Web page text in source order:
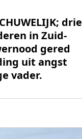
drie
in Zuid-
gered
uit angst
vader.